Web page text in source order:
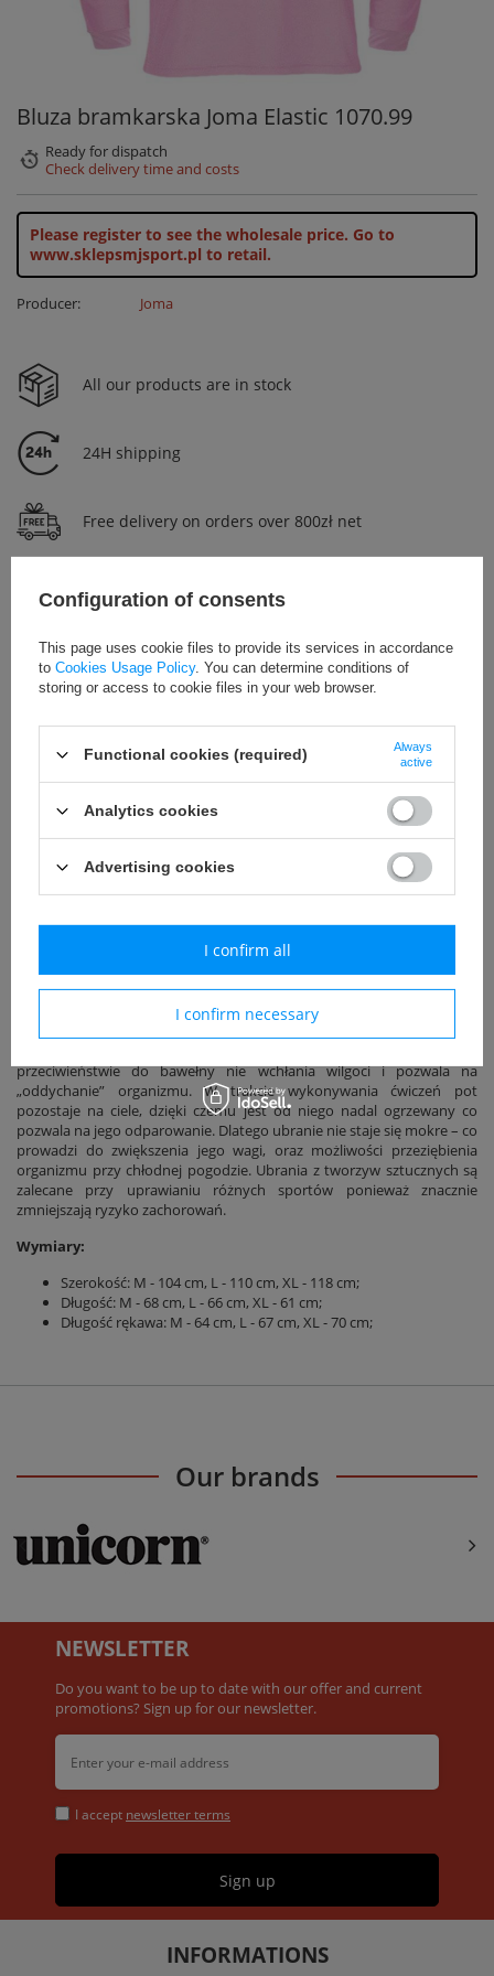
Bluza bramkarska Joma Elastic 1070.99
Ready for dispatch
Check delivery time and costs
Please register to see the wholesale price. Go to
www.sklepsmjsport.pl to retail.
Producer: Joma
All our products are in stock
24H shipping
Free delivery on orders over 800zł net
Uniwersalny
Call for price
Joma to najbardziej znana hiszpańska firma produkująca odzież
sportową. Firma działa na rynku już od 45 lat i zdobyła wielkie uznanie
wśród wielu gwiazd sportu dzięki wysokiej jakości swoich produktów i
Firma SMJ Sport jest oficjalnym dystrybutorem produktów marki Joma
w Polsce.
Bluza bramkarska hiszpańskiej firmy Joma, model Elastic 1070.99.
przeciwieństwie do bawełny nie wchłania wilgoci i pozwala na
„oddychanie” organizmu. W trakcie wykonywania ćwiczeń pot
pozostaje na ciele, dzięki czemu jest od niego nadal ogrzewany co
pozwala na jego odparowanie. Dlatego ubranie nie staje się mokre – co
prowadzi do zwiększenia jego wagi, oraz możliwości przeziębienia
organizmu przy chłodnej pogodzie. Ubrania z tworzyw sztucznych są
zalecane przy uprawianiu różnych sportów ponieważ znacznie
zmniejszają ryzyko zachorowań.
Wymiary:
Szerokość: M - 104 cm, L - 110 cm, XL - 118 cm;
Długość: M - 68 cm, L - 66 cm, XL - 61 cm;
Długość rękawa: M - 64 cm, L - 67 cm, XL - 70 cm;
Our brands
INFORMATIONS
NEWSLETTER
Do you want to be up to date with our offer and current
promotions? Sign up for our newsletter.
I accept newsletter terms
Sign up
Configuration of consents
This page uses cookie files to provide its services in accordance
to Cookies Usage Policy. You can determine conditions of
storing or access to cookie files in your web browser.
Functional cookies (required)
Always
active
Analytics cookies
Advertising cookies
I confirm necessary
I confirm all